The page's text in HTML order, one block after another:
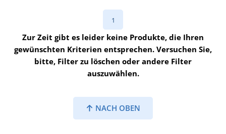
1
Zur Zeit gibt es leider keine Produkte, die Ihren
gewünschten Kriterien entsprechen. Versuchen Sie,
bitte, Filter zu löschen oder andere Filter
auszuwählen.
NACH OBEN